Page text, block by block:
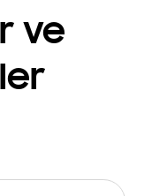
ve